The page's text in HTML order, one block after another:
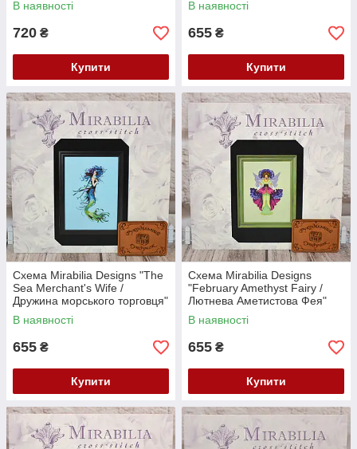
В наявності
720 ₴
Купити
В наявності
655 ₴
Купити
Схема Mirabilia Designs "The
Sea Merchant's Wife /
Дружина морського торговця"
MD193
В наявності
655 ₴
Купити
Схема Mirabilia Designs
"February Amethyst Fairy /
Лютнева Аметистова Фея"
MD192
В наявності
655 ₴
Купити